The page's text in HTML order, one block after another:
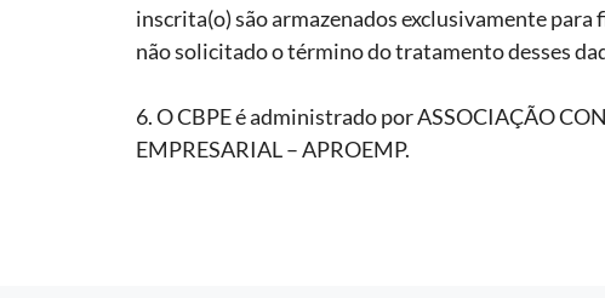
inscrita(o) são armazenados exclusivamente
não solicitado o término do tratamento desses
6. O CBPE é administrado por ASSOCIAÇÃO
EMPRESARIAL – APROEMP.